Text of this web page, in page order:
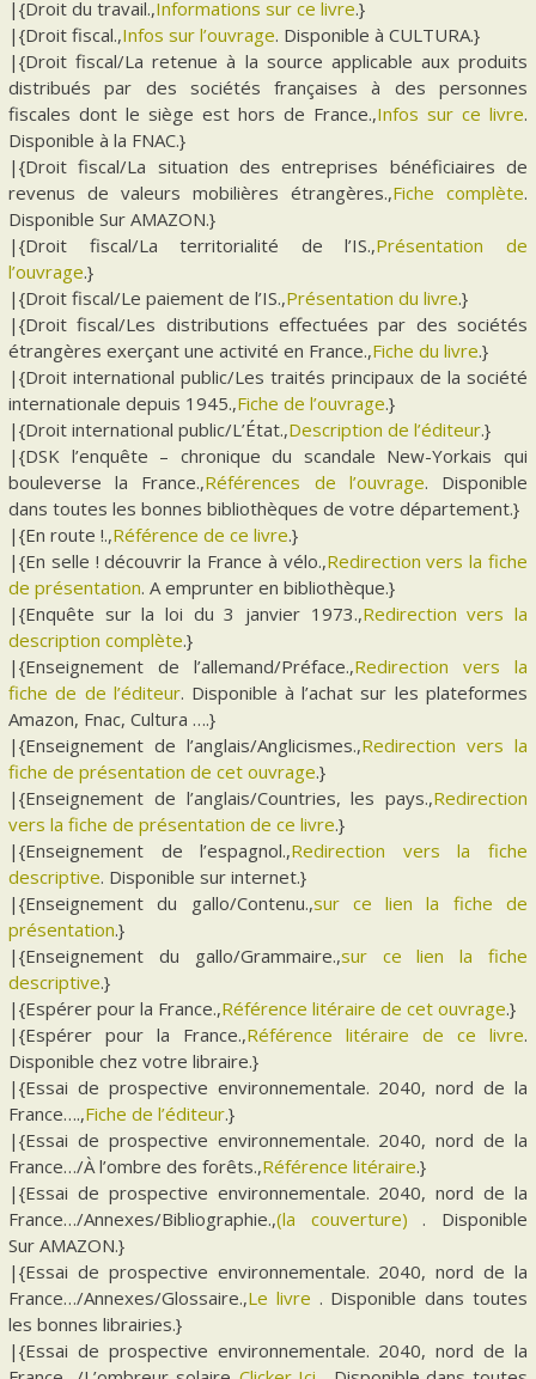
|{Droit du travail.,Informations sur ce livre.}
|{Droit fiscal.,Infos sur l’ouvrage. Disponible à CULTURA.}
|{Droit fiscal/La retenue à la source applicable aux produits
distribués par des sociétés françaises à des personnes
fiscales dont le siège est hors de France.,Infos sur ce livre.
Disponible à la FNAC.}
|{Droit fiscal/La situation des entreprises bénéficiaires de
revenus de valeurs mobilières étrangères.,Fiche complète.
Disponible Sur AMAZON.}
|{Droit fiscal/La territorialité de l’IS.,Présentation de
l’ouvrage.}
|{Droit fiscal/Le paiement de l’IS.,Présentation du livre.}
|{Droit fiscal/Les distributions effectuées par des sociétés
étrangères exerçant une activité en France.,Fiche du livre.}
|{Droit international public/Les traités principaux de la société
internationale depuis 1945.,Fiche de l’ouvrage.}
|{Droit international public/L’État.,Description de l’éditeur.}
|{DSK l’enquête – chronique du scandale New-Yorkais qui
bouleverse la France.,Références de l’ouvrage. Disponible
dans toutes les bonnes bibliothèques de votre département.}
|{En route !.,Référence de ce livre.}
|{En selle ! découvrir la France à vélo.,Redirection vers la fiche
de présentation. A emprunter en bibliothèque.}
|{Enquête sur la loi du 3 janvier 1973.,Redirection vers la
description complète.}
|{Enseignement de l’allemand/Préface.,Redirection vers la
fiche de de l’éditeur. Disponible à l’achat sur les plateformes
Amazon, Fnac, Cultura ….}
|{Enseignement de l’anglais/Anglicismes.,Redirection vers la
fiche de présentation de cet ouvrage.}
|{Enseignement de l’anglais/Countries, les pays.,Redirection
vers la fiche de présentation de ce livre.}
|{Enseignement de l’espagnol.,Redirection vers la fiche
descriptive. Disponible sur internet.}
|{Enseignement du gallo/Contenu.,sur ce lien la fiche de
présentation.}
|{Enseignement du gallo/Grammaire.,sur ce lien la fiche
descriptive.}
|{Espérer pour la France.,Référence litéraire de cet ouvrage.}
|{Espérer pour la France.,Référence litéraire de ce livre.
Disponible chez votre libraire.}
|{Essai de prospective environnementale. 2040, nord de la
France….,Fiche de l’éditeur.}
|{Essai de prospective environnementale. 2040, nord de la
France…/À l’ombre des forêts.,Référence litéraire.}
|{Essai de prospective environnementale. 2040, nord de la
France…/Annexes/Bibliographie.,(la couverture) . Disponible
Sur AMAZON.}
|{Essai de prospective environnementale. 2040, nord de la
France…/Annexes/Glossaire.,Le livre . Disponible dans toutes
les bonnes librairies.}
|{Essai de prospective environnementale. 2040, nord de la